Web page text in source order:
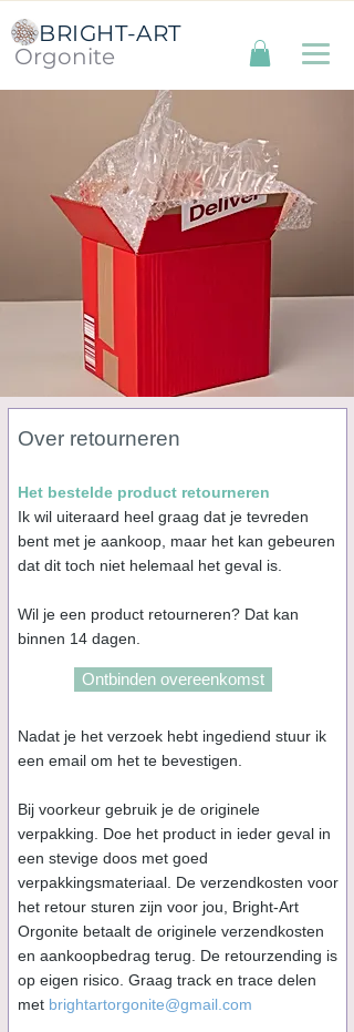
BRIGHT-ART
Orgonite
Over retourneren
Het bestelde product retourneren
Ik wil uiteraard heel graag dat je tevreden
bent met je aankoop, maar het kan gebeuren
dat dit toch niet helemaal het geval is.
Wil je een product retourneren? Dat kan
binnen 14 dagen.
Nadat je het verzoek hebt ingediend stuur ik
een email om het te bevestigen.
Bij voorkeur gebruik je de originele
verpakking. Doe het product in ieder geval in
een stevige doos met goed
verpakkingsmateriaal. De verzendkosten voor
het retour sturen zijn voor jou, Bright-Art
Orgonite betaalt de originele verzendkosten
en aankoopbedrag terug. De retourzending is
op eigen risico. Graag track en trace delen
met brightartorgonite@gmail.com
Ontbinden overeenkomst